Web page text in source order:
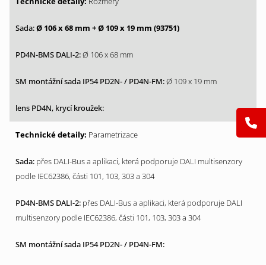
Ø 106 x 68 mm + Ø 109 x 19 mm (93751)
Ø 106 x 68 mm
Ø 109 x 19 mm
Parametrizace
přes DALI-Bus a aplikaci, která podporuje DALI multisenzory
podle IEC62386, části 101, 103, 303 a 304
přes DALI-Bus a aplikaci, která podporuje DALI
multisenzory podle IEC62386, části 101, 103, 303 a 304